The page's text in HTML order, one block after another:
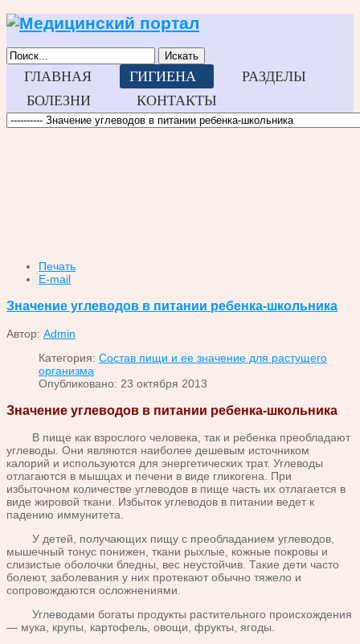
Искать
ГЛАВНАЯ ГИГИЕНА
РАЗДЕЛЫ
БОЛЕЗНИ
КОНТАКТЫ
Печать
E-mail
Значение углеводов в питании ребенка-школьника
Автор: Admin
Категория: Состав пищи и ее значение для растущего
организма
Опубликовано: 23 октября 2013
Значение углеводов в питании ребенка-школьника
В пище как взрослого человека, так и ребенка преобладают
углеводы. Они являются наиболее дешевым источником
калорий и используются для энергетических трат. Углеводы
отлагаются в мышцах и печени в виде гликогена. При
избыточном количестве углеводов в пище часть их отлагается в
виде жировой ткани. Избыток углеводов в питании ведет к
падению иммунитета.
У детей, получающих пищу с преобладанием углеводов,
мышечный тонус понижен, ткани рыхлые, кожные покровы и
слизистые оболочки бледны, вес неустойчив. Такие дети часто
болеют, заболевания у них протекают обычно тяжело и
сопровождаются осложнениями.
Углеводами богаты продукты растительного происхождения
— мука, крупы, картофель, овощи, фрукты, ягоды.